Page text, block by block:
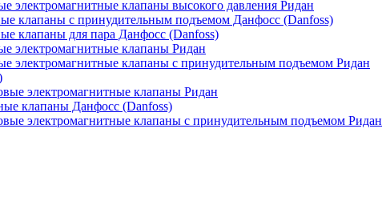
электромагнитные клапаны высокого давления Ридан
клапаны с принудительным подъемом Данфосс (Danfoss)
клапаны для пара Данфосс (Danfoss)
электромагнитные клапаны Ридан
электромагнитные клапаны с принудительным подъемом Ридан
электромагнитные клапаны Ридан
клапаны Данфосс (Danfoss)
электромагнитные клапаны с принудительным подъемом Ридан